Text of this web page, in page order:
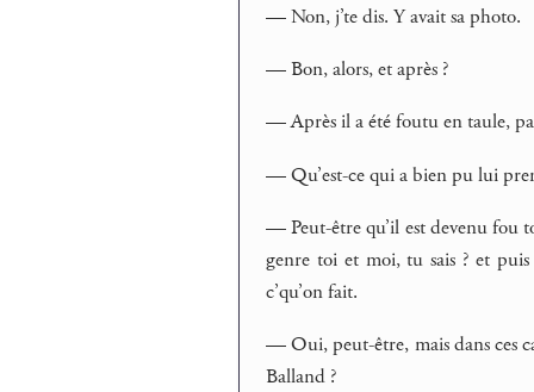
— Non, j’te dis. Y avait sa photo.
— Bon, alors, et après ?
— Après il a été foutu en taule,
— Qu’est-ce qui a bien pu lui
— Peut-être qu’il est devenu fou
genre toi et moi, tu sais ? et
c’qu’on fait.
— Oui, peut-être, mais dans ces
Balland ?